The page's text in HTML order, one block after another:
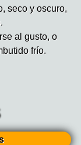
seco y oscuro,
al gusto, o
frío.